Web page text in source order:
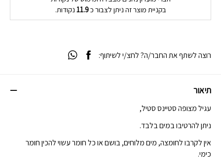
בקניית מוצר זה ניתן לצבור כ11.9 נקודות.
תיאור
עגיל מצופה סטיינס סטיל,
ניתן להרטיבו במים בלבד.
אין לקרבו לחומצה, מים מלוחים, בושם או כל חומר עשוי להכין חומר
כימי.
רוצה לשתף את החבר/ה? לחצ/י לשיתוף: